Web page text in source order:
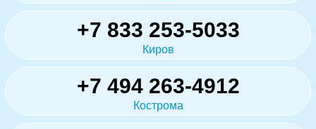
+7 833 253-5033
Киров
+7 494 263-4912
Кострома